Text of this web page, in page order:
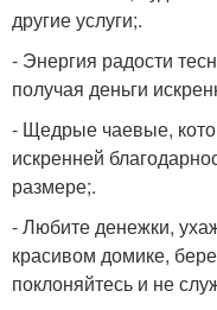
другие услуги;.
- Энергия радости
получая деньги
- Щедрые чаевые,
искренней
размере;.
- Любите денежки,
красивом домике,
поклоняйтесь и не